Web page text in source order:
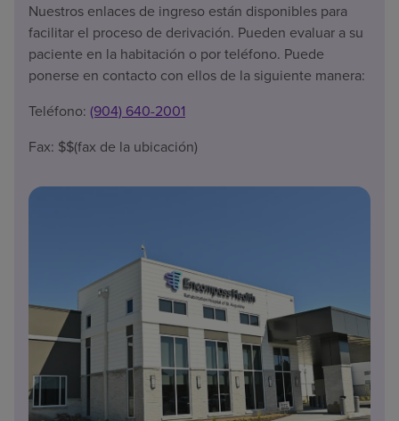
Nuestros enlaces de ingreso están disponibles para
facilitar el proceso de derivación. Pueden evaluar a su
paciente en la habitación o por teléfono. Puede
ponerse en contacto con ellos de la siguiente manera:
Teléfono: (904) 640-2001
Fax: $$(fax de la ubicación)